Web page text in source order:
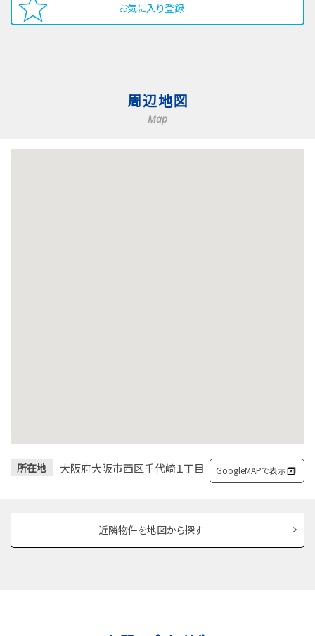
お気に入り登録
周辺地図
Map
所在地 大阪府大阪市西区千代崎１丁目 GoogleMAPで表示
近隣物件を地図から探す